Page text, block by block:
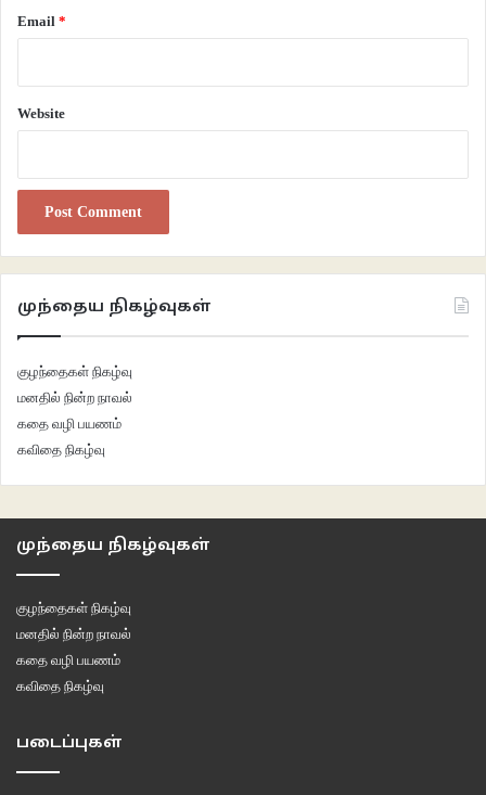
வாரியத்தின் இந்தக் குடியிருப்பு இடத்தை, கோவிட் பாதிப்புக்குள்ளானோரைத்
அனுப்பப்பட்டன. பயன் ஏதும் கிடைக்கவில்லை. ஊரடங்கு காலம். பாதிக்கப்பட்ட
எண்ணிக்கை ரீதியான பலவீனம், பொருளாதார ரீதியாக பின்தங்கிய நிலை,
என்னதான் செய்ய முடியும்? ஒரே வாய்ப்பு நீதிமன்றம்தான். நீதி கேட்டு மார்க்சிஸ்ட்
செய்ய வேண்டும். தற்காலிகக் குடியிருப்புப் பகுதியில் வசிக்கும் மக்களின்
நீதிமன்றம் மே 21 ஆம் தேதி உத்தரவிட்டது.
நாட்கள் உருண்டோட கொரோனா தொற்றால் பாதிக்கப்பட்ட மக்கள் அதிகமாக
இருக்கும் பகுதியாக இப்பகுதி மாறிய பின்பும் எவ்வித அடிப்படை வசதிகளும்
இல்லாமல், தகரக் கொட்டகையில் வசிக்கும் சுமார் 200 குடும்பத்தைக்கூட
அவர்களுக்காகக் கட்டப்பட்ட அடுக்குமாடிக் குடியிருப்பில் அமர்த்துவதற்கு
அரசின் எந்தத் துறையும் அக்கறை காட்டவில்லை.
Email *
Website
முந்தைய நிகழ்வுகள்
குழந்தைகள் நிகழ்வு
மனதில் நின்ற நாவல்
கதை வழி பயணம்
கவிதை நிகழ்வு
முந்தைய நிகழ்வுகள்
குழந்தைகள் நிகழ்வு
மனதில் நின்ற நாவல்
கதை வழி பயணம்
கவிதை நிகழ்வு
படைப்புகள்